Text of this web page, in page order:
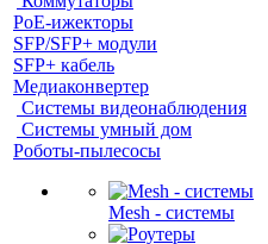
PoE-ижекторы
SFP/SFP+ модули
SFP+ кабель
Медиаконвертер
Системы видеонаблюдения
Системы умный дом
Роботы-пылесосы
Mesh - системы